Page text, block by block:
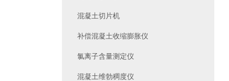
混凝土切片机
补偿混凝土收缩膨胀仪
氯离子含量测定仪
混凝土维勃稠度仪